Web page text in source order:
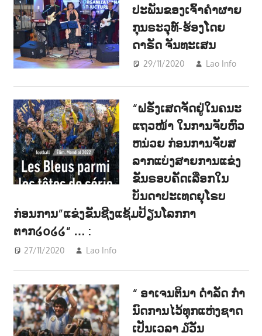
ປະພັນຂອງເຈົ້າຄຳຜາຍ
ກຸນຣະວຸທ໌-ຮ້ອງໂດຍ
ດາຣັດ ຈັນທະເສນ
29/11/2020
Lao Info
“ຝຣັ່ງເສດຈັດຢູ່ໃນຄນະ
ແຖວໜ້າ ໃນການຈັບຫົວ
ຫນ່ວຍ ກ່ອນການຈັບສ
ລາກແບ່ງສາຍການແຂ່ງ
ຂັນຣອບຄັດເລືອກໃນ
ບັນດາປະເທດຍຸໂຣບ
ກ່ອນການ”ແຂ່ງຂັນຊີງແຊ້ມປ້ຽນໂລກກາ
ຕາກ໒໐໒໒“ … :
27/11/2020 Lao Info
“ ອາເຈນຕິນາ ດຳລັດ ກຳ
ນົດການໄວ້ທຸກແຫ່ງຊາດ
ເປັນເວລາ ໓ວັນ